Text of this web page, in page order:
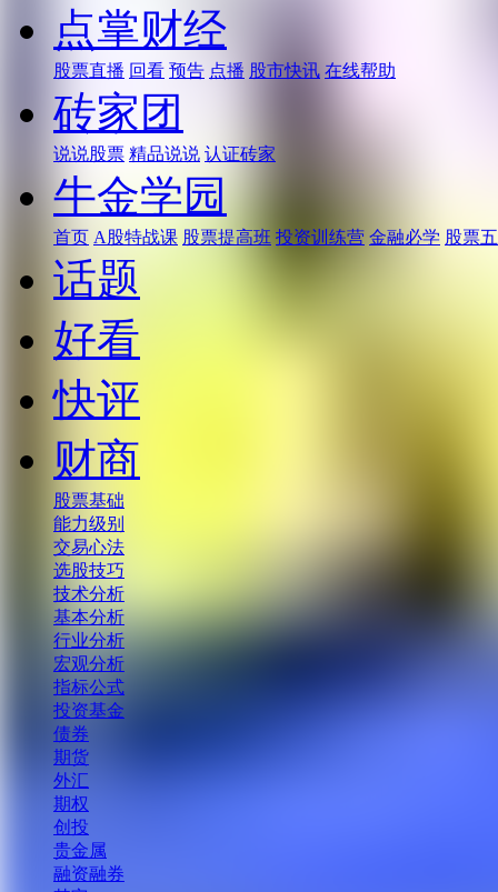
点掌财经
股票直播 回看 预告 点播 股市快讯 在线帮助
砖家团
说说股票 精品说说 认证砖家
牛金学园
首页 A股特战课 股票提高班 投资训练营 金融必学 股票
话题
好看
快评
财商
股票基础
能力级别
交易心法
选股技巧
技术分析
基本分析
行业分析
宏观分析
指标公式
投资基金
债券
期货
外汇
期权
创投
贵金属
融资融券